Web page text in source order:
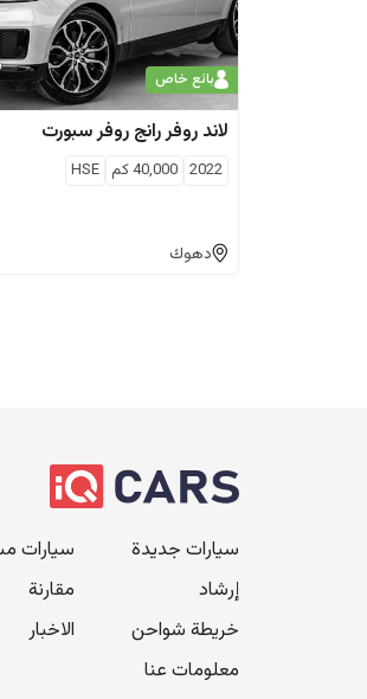
بائع خاص
لاند روفررانج روفر سبورت
2022
40,000كم HSE
دهوك
سيارات جديدة
سيارات
إرشاد
مقارنة
خريطة شواحن
الاخبار
معلومات عنا